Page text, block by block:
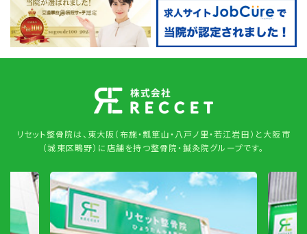
リセット整骨院は、東大阪（布施・瓢箪山・八戸ノ里・若江岩田）と大阪市
（城東区鴫野）に店舗を持つ整骨院・鍼灸院グループです。